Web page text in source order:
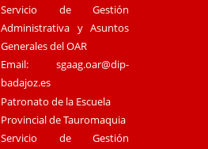
Servicio de Gestión
Administrativa y Asuntos
Generales del OAR
Email:sgaag.oar@dip-
badajoz.es
Patronato de la Escuela
Provincial de Tauromaquia
Servicio de Gestión